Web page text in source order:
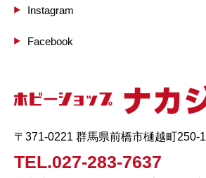
Instagram
Facebook
〒371-0221 群馬県前橋市樋越町250-1
TEL.027-283-7637